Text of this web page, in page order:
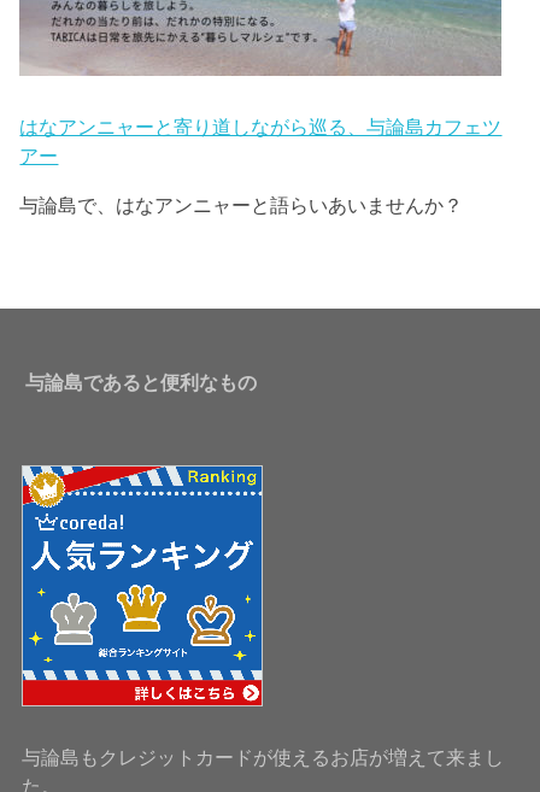
はなアンニャーと寄り道しながら巡る、与論島カフェツ
アー
与論島で、はなアンニャーと語らいあいませんか？
与論島であると便利なもの
与論島もクレジットカードが使えるお店が増えて来まし
た。